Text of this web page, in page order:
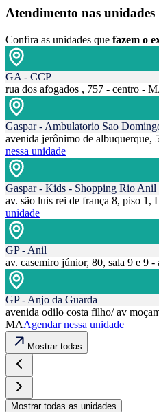
Atendimento nas unidades
Confira as unidades que fazem o
GA - CCP
rua dos afogados , 757 - centro -
Gaspar - Ambulatorio Sao
avenida jerônimo de albuquerque,
nessa unidade
Gaspar - Kids - Shopping Rio Anil
av. são luis rei de frança 8, piso 1,
unidade
GP - Anil
av. casemiro júnior, 80, sala 9 e 9
GP - Anjo da Guarda
avenida odilo costa filho/ av
MAAgendar nessa unidade
Mostrar todas
Mostrar todas as unidades